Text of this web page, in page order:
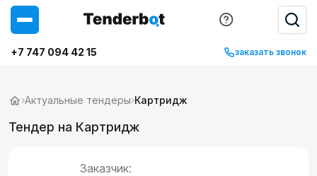
+7 747 094 42 15 заказать звонок
›Актуальные тендеры›Картридж
Тендер на Картридж
Заказчик: